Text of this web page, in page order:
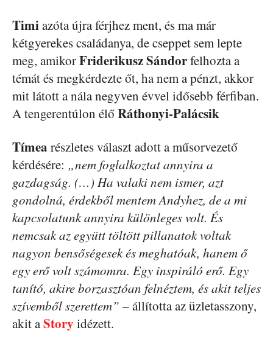
Timiazóta újra férjhez ment, és ma már
kétgyerekes családanya, de cseppet sem lepte
meg, amikorFriderikusz Sándorfelhozta a
témát és megkérdezte őt, ha nem a pénzt, akkor
mit látott a nála negyven évvel idősebb férfiban.
A tengerentúlon élőRáthonyi-Palácsik
Tímea részletes választ adott a műsorvezető
kérdésére: „nem foglalkoztat annyira a
gazdagság. (…) Ha valaki nem ismer, azt
gondolná, érdekből mentem Andyhez, de a mi
kapcsolatunk annyira különleges volt. És
nemcsak az együtt töltött pillanatok voltak
nagyon bensőségesek és meghatóak, hanem ő
egy erő volt számomra. Egy inspiráló erő. Egy
tanító, akire borzasztóan felnéztem, és akit teljes
szívemből szerettem” – állította az üzletasszony,
akit aStory idézett.